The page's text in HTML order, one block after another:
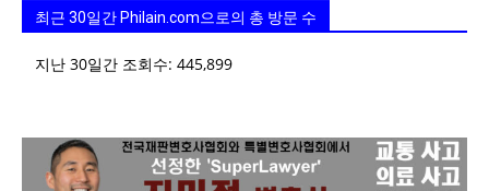
최근 30일간 Philain.com으로의 총 방문 수
지난 30일간 조회수: 445,899